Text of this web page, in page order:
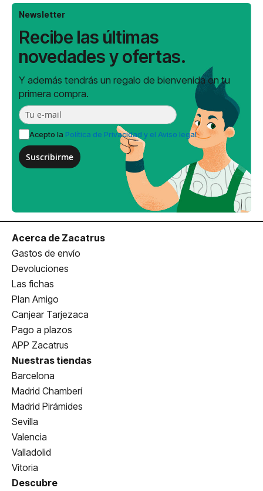
Newsletter
Recibe las últimas
novedades y ofertas.
Y además tendrás un regalo de bienvenida en tu
primera compra.
Acepto la Política de Privacidad y el Aviso legal
Suscribirme
Acerca de Zacatrus
Gastos de envío
Devoluciones
Las fichas
Plan Amigo
Canjear Tarjezaca
Pago a plazos
APP Zacatrus
Nuestras tiendas
Barcelona
Madrid Chamberí
Madrid Pirámides
Sevilla
Valencia
Valladolid
Vitoria
Descubre